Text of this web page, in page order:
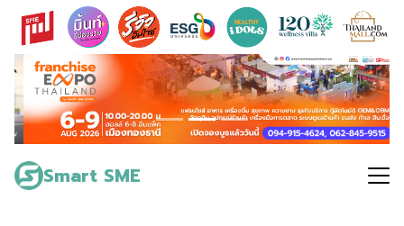
Skip
content
Smart SME
Search
for: